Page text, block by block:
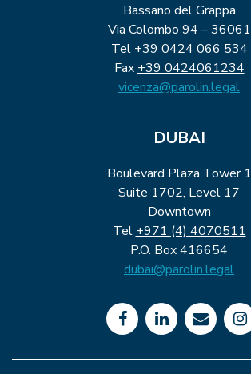
Bassano del Grappa
Via Colombo 94 – 36061
Tel +39 0424 066 534
Fax +39 0424061234
vicenza@parolin.legal
DUBAI
Boulevard Plaza Tower 1
Suite 1702, Level 17
Downtown
Tel +971 (4) 4070511
P.O. Box 416654
dubai@parolin.legal